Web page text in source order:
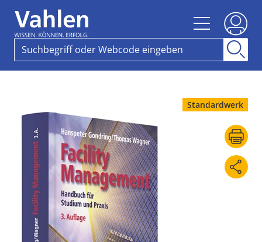
Standardwerk